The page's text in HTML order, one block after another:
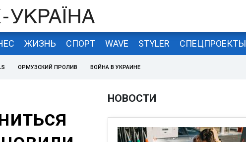
ЖИЗНЬ СПОРТ WAVE STYLER СПЕЦПРОЕКТЫ
ОРМУЗСКИЙ ПРОЛИВ ВОЙНА В УКРАИНЕ
НОВОСТИ